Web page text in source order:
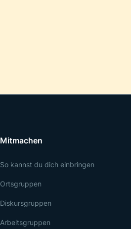
Mitmachen
So kannst du dich einbringen
Ortsgruppen
Diskursgruppen
Arbeitsgruppen